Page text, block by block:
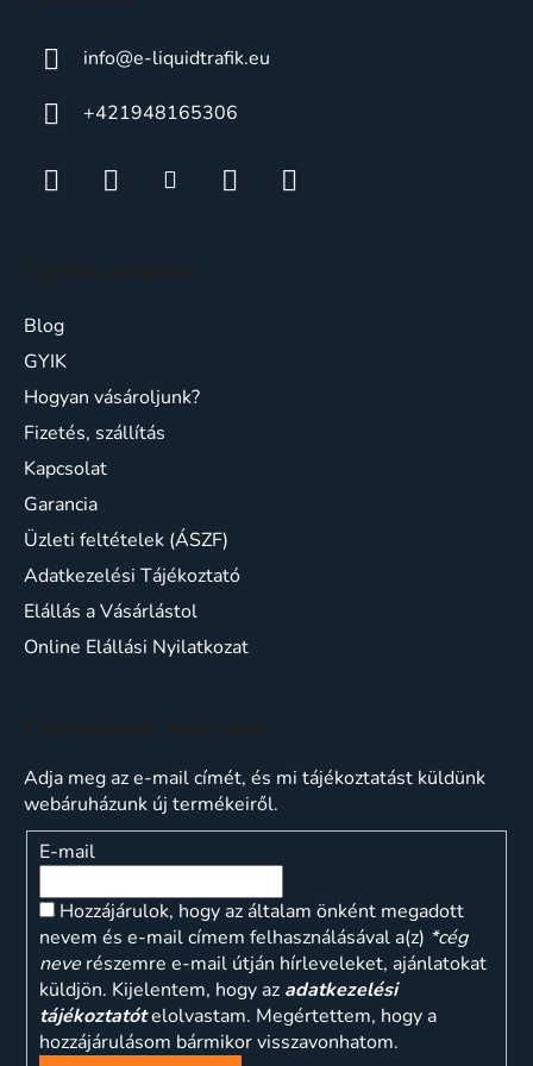
info@e-liquidtrafik.eu
+421948165306
Blog
GYIK
Hogyan vásároljunk?
Fizetés, szállítás
Kapcsolat
Garancia
Üzleti feltételek (ÁSZF)
Adatkezelési Tájékoztató
Elállás a Vásárlástol
Online Elállási Nyilatkozat
Adja meg az e-mail címét, és mi tájékoztatást küldünk
webáruházunk új termékeiről.
E-mail
Hozzájárulok, hogy az általam önként megadott
nevem és e-mail címem felhasználásával a(z) *cég
neve részemre e-mail útján hírleveleket, ajánlatokat
küldjön. Kijelentem, hogy az adatkezelési
tájékoztatótelolvastam. Megértettem, hogy a
hozzájárulásom bármikor visszavonhatom.